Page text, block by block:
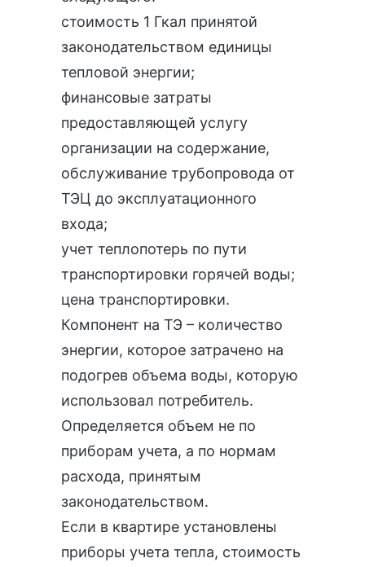
стоимость 1 Гкал принятой
законодательством единицы
тепловой энергии;
финансовые затраты
предоставляющей услугу
организации на содержание,
обслуживание трубопровода от
ТЭЦ до эксплуатационного
входа;
учет теплопотерь по пути
транспортировки горячей воды;
цена транспортировки.
Компонент на ТЭ – количество
энергии, которое затрачено на
подогрев объема воды, которую
использовал потребитель.
Определяется объем не по
приборам учета, а по нормам
расхода, принятым
законодательством.
Если в квартире установлены
приборы учета тепла, стоимость